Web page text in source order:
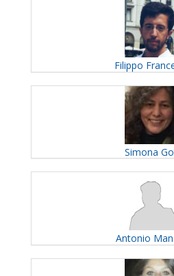
Filippo
Simona
Antonio